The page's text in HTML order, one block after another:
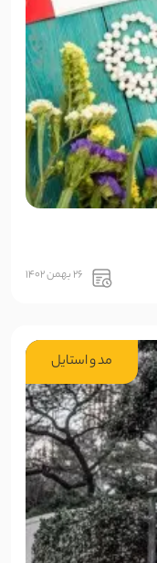
26 بهمن 1402
مد و استایل